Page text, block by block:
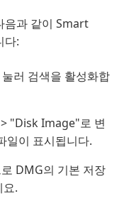
음과 같이 Smart
다:
러 검색을 활성화합
"Disk Image"로 변
일이 표시됩니다.
DMG의 기본 저장
.